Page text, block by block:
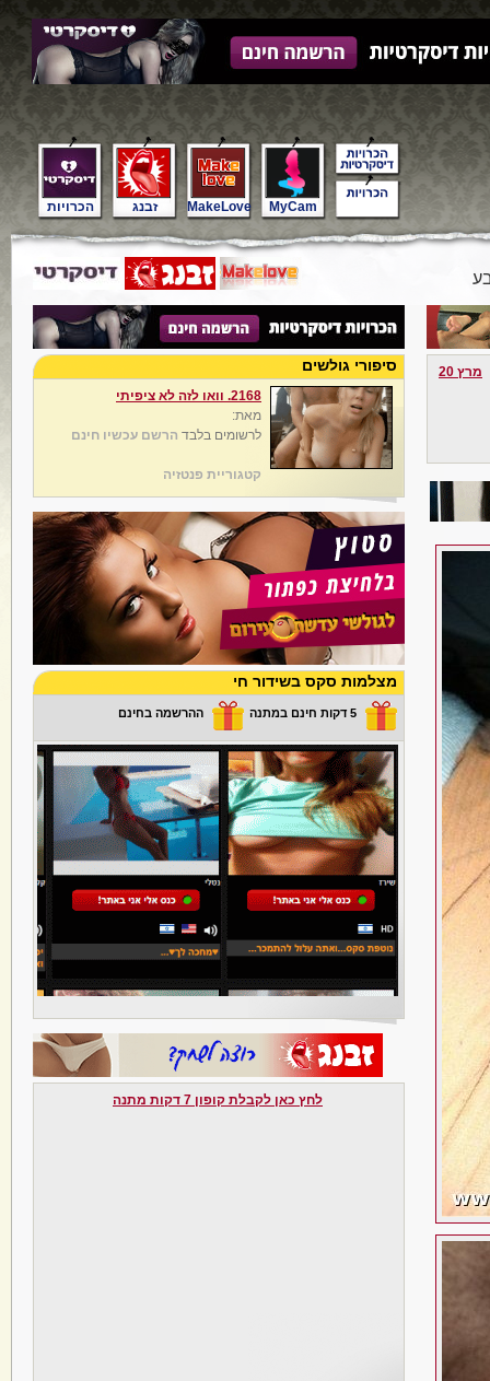
הכרויות זבנג MakeLove MyCam
מרץ 20 סיפורי גולשים
2168. וואו לזה לא ציפיתי
מאת:
לרשומים בלבד הרשם עכשיו חינם
קטגוריית פנטזיה
מצלמות סקס בשידור חי
5 דקות חינם במתנה ההרשמה בחינם
לחץ כאן לקבלת קופון 7 דקות מתנה